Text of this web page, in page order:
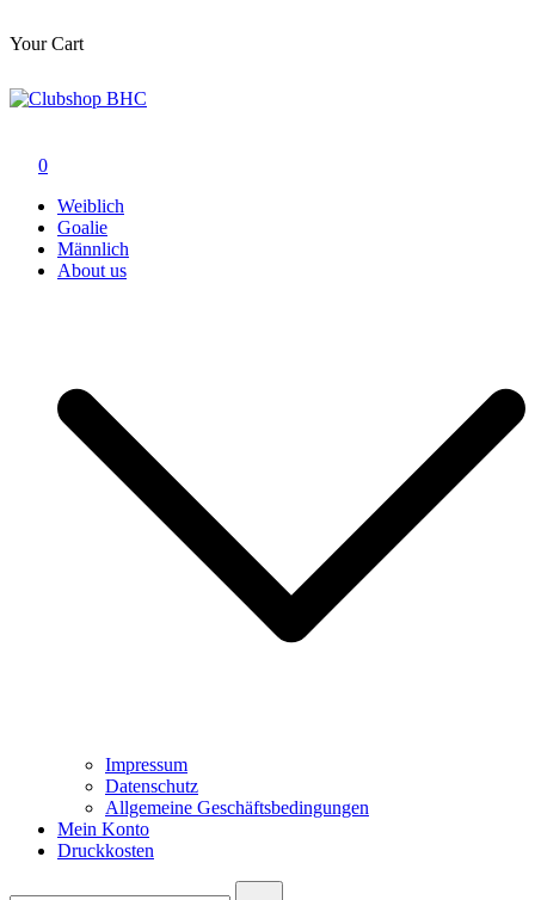
Your Cart
Inhalt
springen
0
Weiblich
Goalie
Männlich
About us
Impressum
Datenschutz
Allgemeine Geschäftsbedingungen
Mein Konto
Druckkosten